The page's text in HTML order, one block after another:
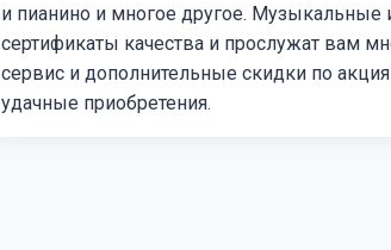
и пианино и многое другое.
сертификаты качества и прослужат вам
сервис и дополнительные скидки по
удачные приобретения.